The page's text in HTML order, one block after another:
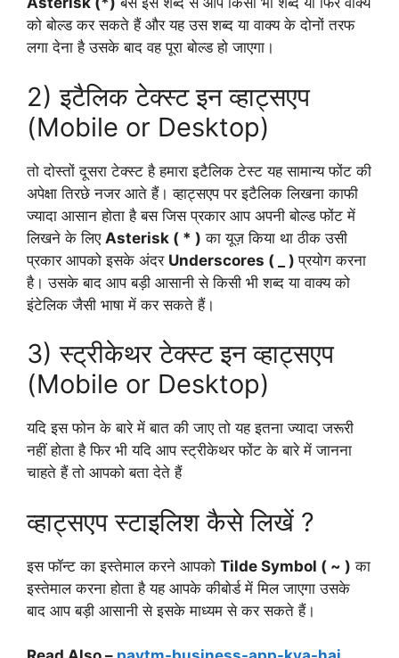
को बोल्ड कर सकते हैं और यह उस शब्द या वाक्य के दोनों तरफ
लगा देना है उसके बाद वह पूरा बोल्ड हो जाएगा।
2) इटैलिक टेक्स्ट इन व्हाट्सएप
(Mobile or Desktop)
तो दोस्तों दूसरा टेक्स्ट है हमारा इटैलिक टेस्ट यह सामान्य फोंट की
अपेक्षा तिरछे नजर आते हैं। व्हाट्सएप पर इटैलिक लिखना काफी
ज्यादा आसान होता है बस जिस प्रकार आप अपनी बोल्ड फोंट में
लिखने के लिए Asterisk ( * ) का यूज़ किया था ठीक उसी
प्रकार आपको इसके अंदर Underscores ( _ )प्रयोग करना
है। उसके बाद आप बड़ी आसानी से किसी भी शब्द या वाक्य को
इंटेलिक जैसी भाषा में कर सकते हैं।
3) स्ट्रीकेथर टेक्स्ट इन व्हाट्सएप
(Mobile or Desktop)
यदि इस फोन के बारे में बात की जाए तो यह इतना ज्यादा जरूरी
नहीं होता है फिर भी यदि आप स्ट्रीकेथर फोंट के बारे में जानना
चाहते हैं तो आपको बता देते हैं
व्हाट्सएप स्टाइलिश कैसे लिखें ?
इस फॉन्ट का इस्तेमाल करने आपको Tilde Symbol ( ~ ) का
इस्तेमाल करना होता है यह आपके कीबोर्ड में मिल जाएगा उसके
बाद आप बड़ी आसानी से इसके माध्यम से कर सकते हैं।